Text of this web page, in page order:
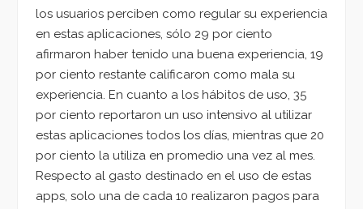
los usuarios perciben como regular su experiencia
en estas aplicaciones, sólo 29 por ciento
afirmaron haber tenido una buena experiencia, 19
por ciento restante calificaron como mala su
experiencia. En cuanto a los hábitos de uso, 35
por ciento reportaron un uso intensivo al utilizar
estas aplicaciones todos los días, mientras que 20
por ciento la utiliza en promedio una vez al mes.
Respecto al gasto destinado en el uso de estas
apps, solo una de cada 10 realizaron pagos para